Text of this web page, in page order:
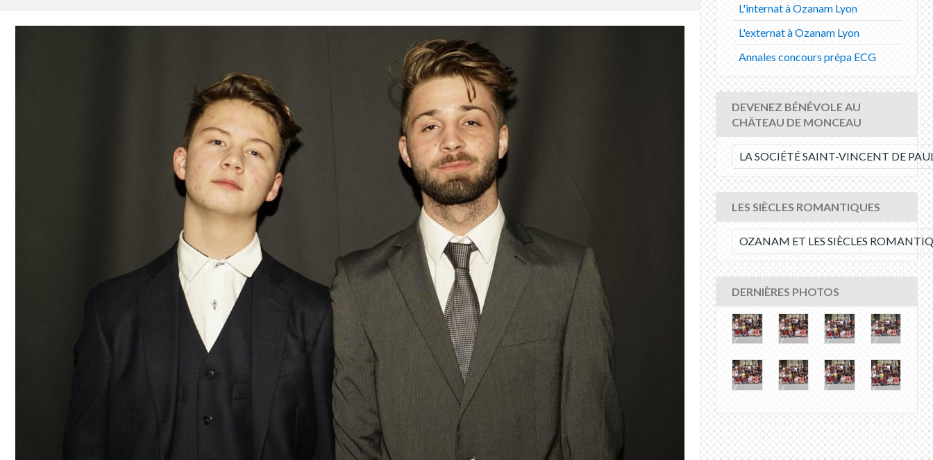
L'internat à Ozanam Lyon
L'externat à Ozanam Lyon
Annales concours prépa ECG
DEVENEZ BÉNÉVOLE AU
CHÂTEAU DE MONCEAU
LA SOCIÉTÉ SAINT-VINCENT DE
LES SIÈCLES ROMANTIQUES
OZANAM ET LES SIÈCLES
DERNIÈRES PHOTOS